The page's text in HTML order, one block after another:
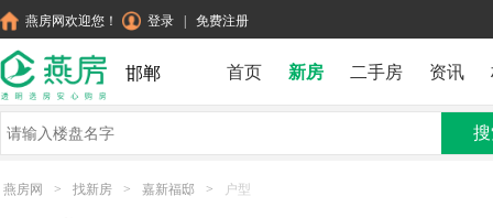
燕房网欢迎您！ 登录 免费注册
邯郸 首页 新房 二手房 资讯
燕房网 > 找新房 > 嘉新福邸 > 户型